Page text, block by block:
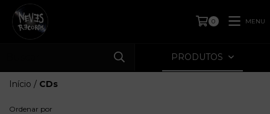
0 MENU
PRODUTOS
Início / CDs
Ordenar por